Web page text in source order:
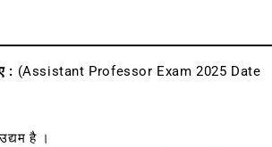
: (Assistant Professor Exam 2025 Date
है ।